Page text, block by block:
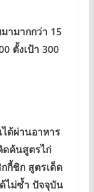
ามากกว่า 15
ตั้งเป้า 300
ด้ผ่านอาหาร
ดค้นสูตรไก่
กี้ชิก สูตรเด็ด
ไม่ซ้ำ ปัจจุบัน